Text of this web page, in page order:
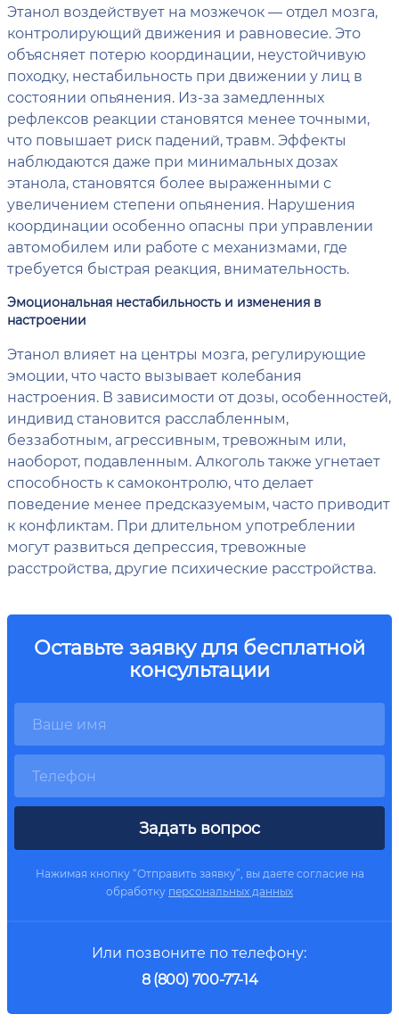
Этанол воздействует на мозжечок — отдел мозга,
контролирующий движения и равновесие. Это
объясняет потерю координации, неустойчивую
походку, нестабильность при движении у лиц в
состоянии опьянения. Из-за замедленных
рефлексов реакции становятся менее точными,
что повышает риск падений, травм. Эффекты
наблюдаются даже при минимальных дозах
этанола, становятся более выраженными с
увеличением степени опьянения. Нарушения
координации особенно опасны при управлении
автомобилем или работе с механизмами, где
требуется быстрая реакция, внимательность.
Эмоциональная нестабильность и изменения в
настроении
Этанол влияет на центры мозга, регулирующие
эмоции, что часто вызывает колебания
настроения. В зависимости от дозы, особенностей,
индивид становится расслабленным,
беззаботным, агрессивным, тревожным или,
наоборот, подавленным. Алкоголь также угнетает
способность к самоконтролю, что делает
поведение менее предсказуемым, часто приводит
к конфликтам. При длительном употреблении
могут развиться депрессия, тревожные
расстройства, другие психические расстройства.
Оставьте заявку для бесплатной
консультации
Задать вопрос
Нажимая кнопку “Отправить заявку”, вы даете согласие на
обработку персональных данных
Или позвоните по телефону:
8 (800) 700-77-14